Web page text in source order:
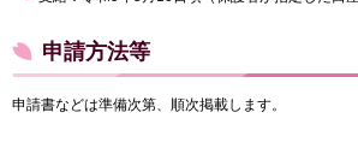
申請方法等
申請書などは準備次第、順次掲載します。